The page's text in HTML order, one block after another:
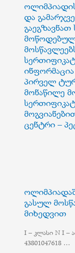
და
პირველ
მონაწილე
ცენტრი –
გასულ
მიხედვით
I – კლასი N I
43801047618 …